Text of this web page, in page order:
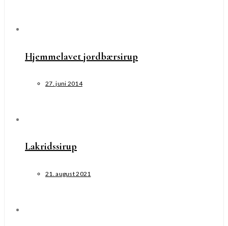
Hjemmelavet jordbærsirup
27. juni 2014
Lakridssirup
21. august 2021